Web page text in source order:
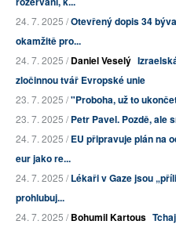
24. 7. 2025 /Otevřený dopis 34
okamžitě pro...
24. 7. 2025 /Daniel Veselý
zločinnou tvář Evropské unie
23. 7. 2025 /"Proboha, už to
23. 7. 2025 /Petr Pavel. Pozdě, ale
24. 7. 2025 /EU připravuje plán na
eur jako re...
24. 7. 2025 /Lékaři v Gaze jsou
prohlubuj...
24. 7. 2025 /Bohumil Kartous